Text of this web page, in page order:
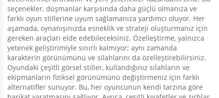
seçenekler, düşmanlar karşısında daha güçlü olmanıza ve
farklı oyun stillerine uyum sağlamanıza yardımcı oluyor. Her
aşamada, oynanışınızda esneklik ve strateji oluşturmanız için
gereken araçları elde edebileceksiniz. Özelleştirme, yalnızca
yetenek geliştirimiyle sınırlı kalmıyor; aynı zamanda
karakterin görünümünü ve silahlarını da özelleştirebilirsiniz.
Oyundaki çeşitli görsel stiller, kullandığınız silahların ve
ekipmanların fiziksel görünümünü değiştirmeniz için farklı
alternatifler sunuyor. Bu, her oyuncunun kendi tarzına göre